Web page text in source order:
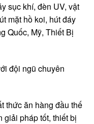
sục khí, đèn UV, vật
mặt hồ koi, hút đáy
Quốc, Mỹ, Thiết Bị
đội ngũ chuyên
thức ăn hàng đầu thế
giải pháp tốt, thiết bị